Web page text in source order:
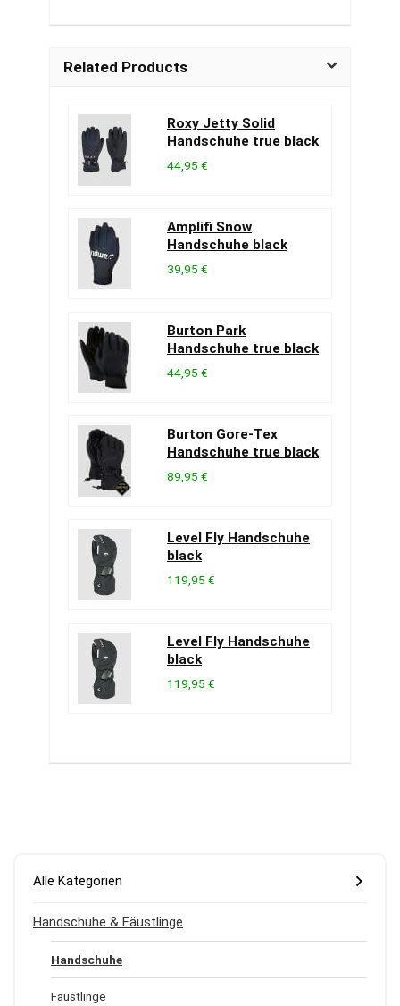
Related Products
Roxy Jetty Solid
Handschuhe true black
44,95 €
Amplifi Snow
Handschuhe black
39,95 €
Burton Park
Handschuhe true black
44,95 €
Burton Gore-Tex
Handschuhe true black
89,95 €
Level Fly Handschuhe
black
119,95 €
Level Fly Handschuhe
black
119,95 €
Alle Kategorien
Handschuhe & Fäustlinge
Handschuhe
Fäustlinge